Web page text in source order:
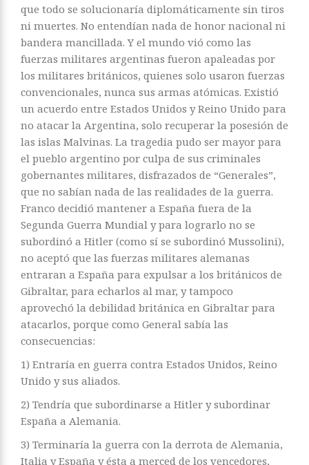
que todo se solucionaría diplomáticamente sin tiros
ni muertes. No entendían nada de honor nacional ni
bandera mancillada. Y el mundo vió como las
fuerzas militares argentinas fueron apaleadas por
los militares británicos, quienes solo usaron fuerzas
convencionales, nunca sus armas atómicas. Existió
un acuerdo entre Estados Unidos y Reino Unido para
no atacar la Argentina, solo recuperar la posesión de
las islas Malvinas. La tragedia pudo ser mayor para
el pueblo argentino por culpa de sus criminales
gobernantes militares, disfrazados de “Generales”,
que no sabían nada de las realidades de la guerra.
Franco decidió mantener a España fuera de la
Segunda Guerra Mundial y para lograrlo no se
subordinó a Hitler (como sí se subordinó Mussolini),
no aceptó que las fuerzas militares alemanas
entraran a España para expulsar a los británicos de
Gibraltar, para echarlos al mar, y tampoco
aprovechó la debilidad británica en Gibraltar para
atacarlos, porque como General sabía las
consecuencias:
1) Entraría en guerra contra Estados Unidos, Reino
Unido y sus aliados.
2) Tendría que subordinarse a Hitler y subordinar
España a Alemania.
3) Terminaría la guerra con la derrota de Alemania,
Italia y España y ésta a merced de los vencedores,